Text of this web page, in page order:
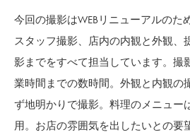
今回の撮影はWEBリニューアルのた
スタッフ撮影、店内の内観と外観、
影までをすべて担当しています。撮
業時間までの数時間。外観と内観の
ず地明かりで撮影。料理のメニュー
用。お店の雰囲気を出したいとの要